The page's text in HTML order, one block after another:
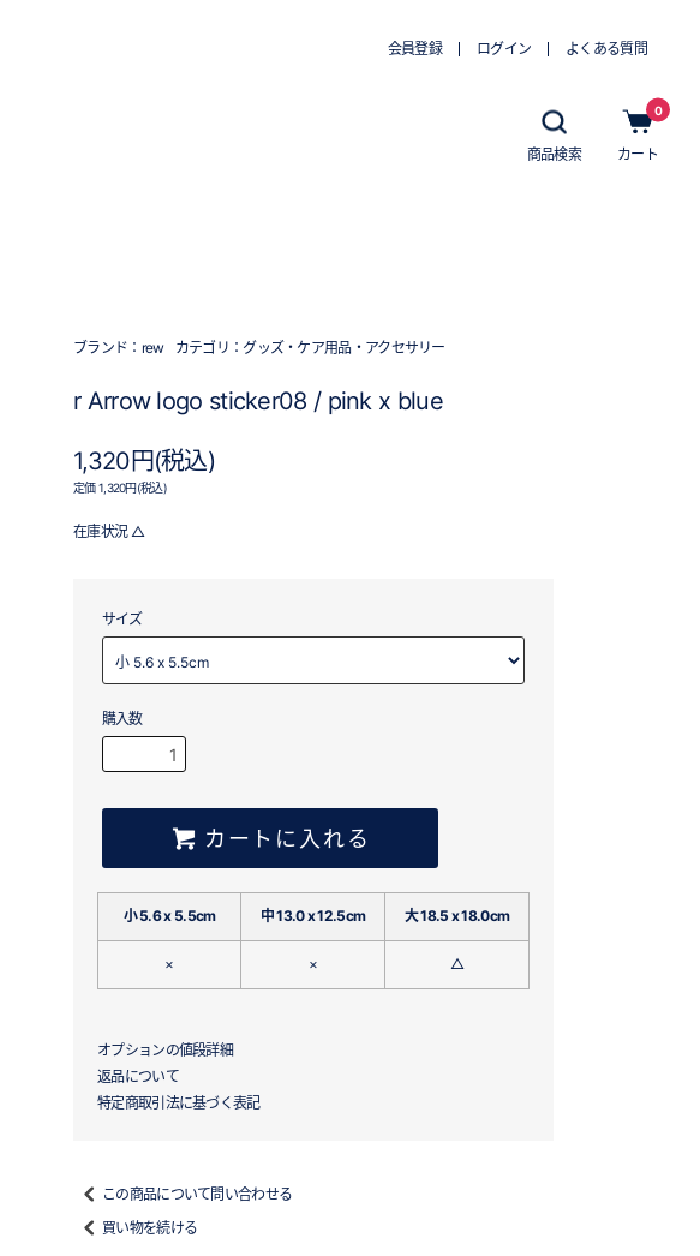
会員登録 ログイン よくある質問
商品検索 カート
0
ブランド： rew カテゴリ： グッズ・ケア用品・アクセサリー
r Arrow logo sticker08 / pink x blue
1,320円(税込)
定価 1,320円(税込)
在庫状況 △
サイズ
購入数
カートに入れる
小 5.6 x 5.5cm 中 13.0 x 12.5cm 大 18.5 x 18.0cm
× × △
オプションの値段詳細
返品について
特定商取引法に基づく表記
この商品について問い合わせる
買い物を続ける